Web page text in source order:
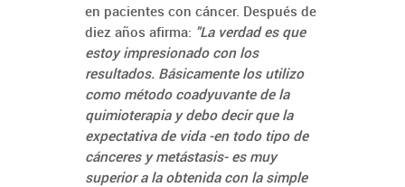
en pacientes con cáncer. Después de
diez años afirma: "La verdad es que
estoy impresionado con los
resultados. Básicamente los utilizo
como método coadyuvante de la
quimioterapia y debo decir que la
expectativa de vida -en todo tipo de
cánceres y metástasis- es muy
superior a la obtenida con la simple